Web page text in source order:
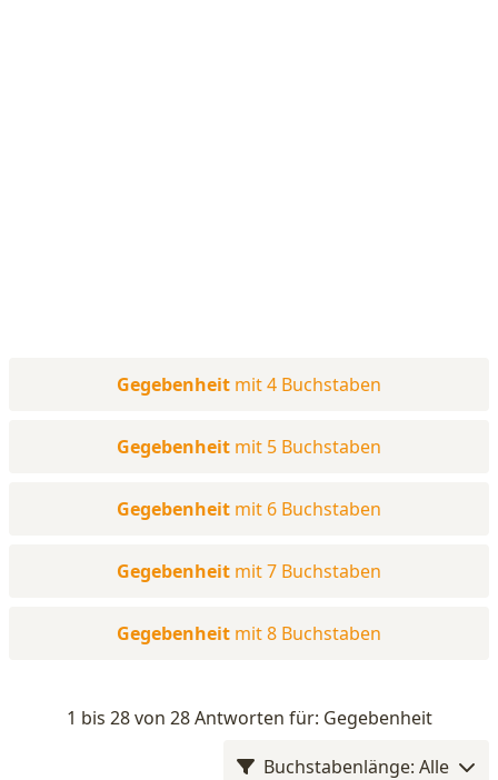
Gegebenheit mit 4 Buchstaben
Gegebenheit mit 5 Buchstaben
Gegebenheit mit 6 Buchstaben
Gegebenheit mit 7 Buchstaben
Gegebenheit mit 8 Buchstaben
1 bis 28 von 28 Antworten für: Gegebenheit
Buchstabenlänge: Alle